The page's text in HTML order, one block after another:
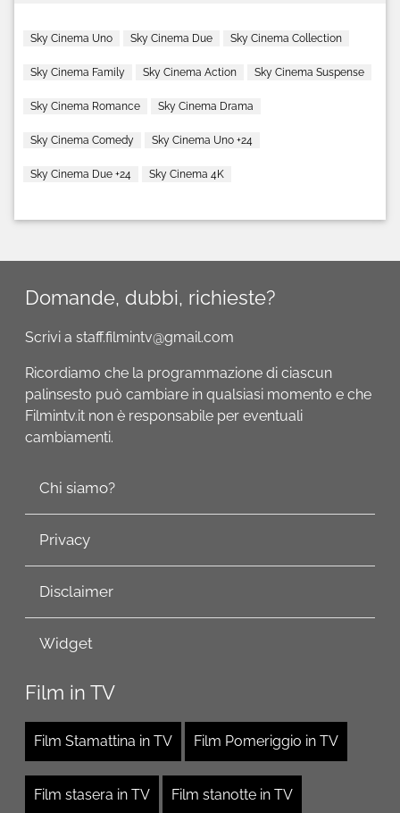
Sky Cinema Uno Sky Cinema Due Sky Cinema Collection
Sky Cinema Family Sky Cinema Action Sky Cinema Suspense
Sky Cinema Romance Sky Cinema Drama
Sky Cinema Comedy Sky Cinema Uno +24
Sky Cinema Due +24 Sky Cinema 4K
Domande, dubbi, richieste?
Scrivi a staff.filmintv@gmail.com
Ricordiamo che la programmazione di ciascun
palinsesto può cambiare in qualsiasi momento e che
Filmintv.it non è responsabile per eventuali
cambiamenti.
Chi siamo?
Privacy
Disclaimer
Widget
Film in TV
Film Stamattina in TV Film Pomeriggio in TV
Film stasera in TV Film stanotte in TV